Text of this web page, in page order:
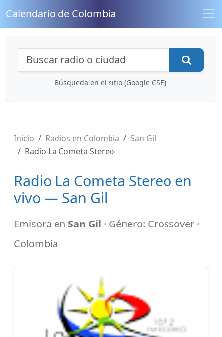
Calendario de Colombia
Búsqueda de radios y contenidos
Búsqueda en el sitio (Google CSE).
Inicio Radios en Colombia
San Gil
Radio La Cometa Stereo
Radio La Cometa Stereo en
vivo — San Gil
Emisora en San Gil · Género: Crossover ·
Colombia